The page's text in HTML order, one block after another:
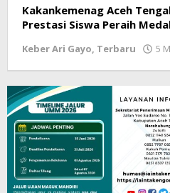
Kakankemenag Aceh
Prestasi Siswa Peraih
Keber Ari Gayo, Terbaru 5